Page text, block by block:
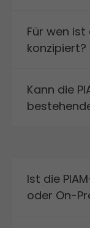
Für wen ist
konzipiert?
Kann die
Ist die
oder On-